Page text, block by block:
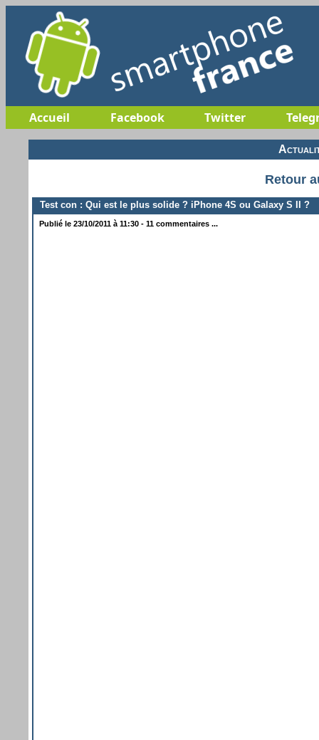
Accueil Facebook Twitter
Retour
Test con : Qui est le plus solide ? iPhone 4S ou Galaxy S II ?
Publié le 23/10/2011 à 11:30 - 11 commentaires ...